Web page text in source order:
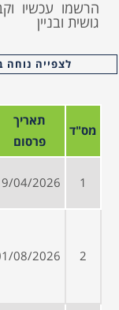
הרשמו עכשיו
גושית ובניין
לצפייה
מס"ד
תאריך
פרסום
1
04/2026
2
08/2026